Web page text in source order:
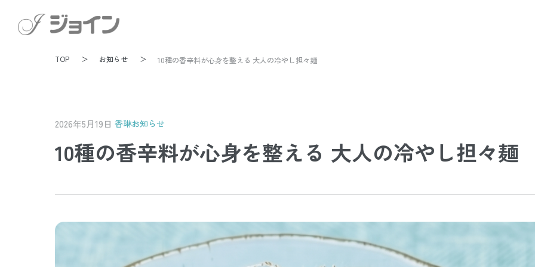
TOP お知らせ 10種の香辛料が心身を整える 大人の冷やし担々麺
2026年5月19日 香琳お知らせ
10種の香辛料が心身を整える 大人の冷やし担々麺